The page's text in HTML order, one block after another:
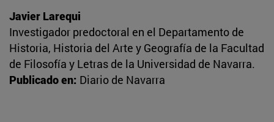
Javier Larequi
Investigador predoctoral en el Departamento de
Historia, Historia del Arte y Geografía de la Facultad
de Filosofía y Letras de la Universidad de Navarra.
Publicado en: Diario de Navarra